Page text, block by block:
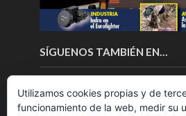
SÍGUENOS TAMBIÉN EN…
Utilizamos cookies propias y de
funcionamiento de la web, medir su